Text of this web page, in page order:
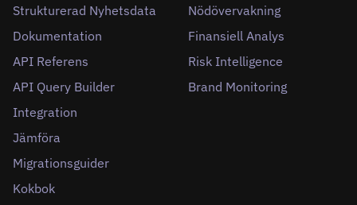
Strukturerad Nyhetsdata
Dokumentation
API Referens
API Query Builder
Integration
Jämföra
Migrationsguider
Kokbok
Nödövervakning
Finansiell Analys
Risk Intelligence
Brand Monitoring